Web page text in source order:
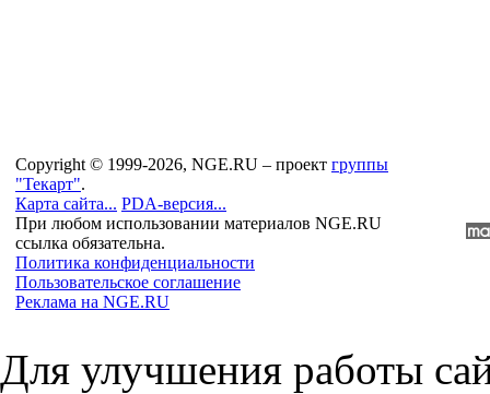
Copyright © 1999-2026, NGE.RU – проект группы
"Текарт".
Карта сайта... PDA-версия...
При любом использовании материалов NGE.RU
ссылка обязательна.
Политика конфиденциальности
Пользовательское соглашение
Реклама на NGE.RU
Для улучшения работы